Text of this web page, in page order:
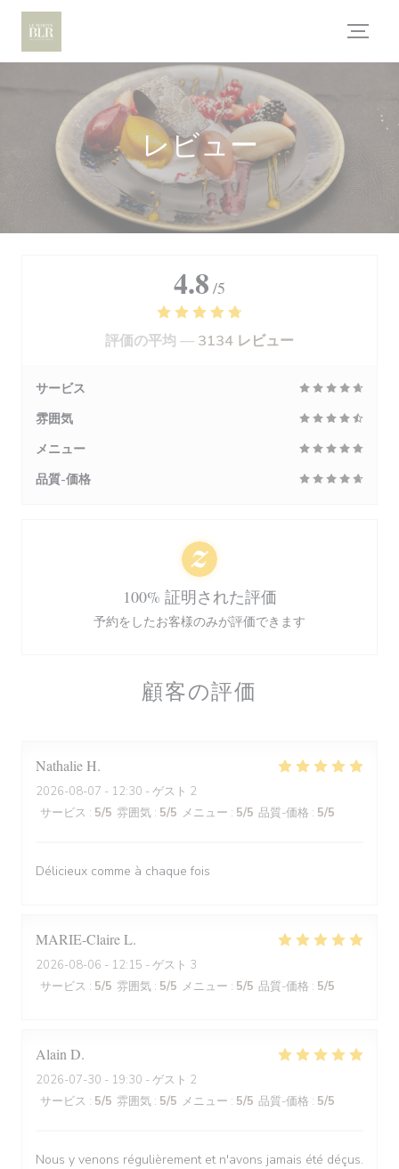
クッキー利用の管理について
レビュー
顧客の評価
NathalieH
2026-08-07 - 12:30 - ゲスト 2
サービス : 5/5 雰囲気 : 5/5 メニュー : 5/5 品質-価格 : 5/5
Délicieux comme à chaque fois
MARIE-ClaireL
2026-08-06 - 12:15 - ゲスト 3
サービス : 5/5 雰囲気 : 5/5 メニュー : 5/5 品質-価格 : 5/5
Alain D
2026-07-30 - 19:30 - ゲスト 2
サービス : 5/5 雰囲気 : 5/5 メニュー : 5/5 品質-価格 : 5/5
Nous y venons régulièrement et n'avons jamais été déçus.
4.8 /5
評価の平均 — 3134 レビュー
サービス
雰囲気
メニュー
品質-価格
100% 証明された評価
予約をしたお客様のみが評価できます